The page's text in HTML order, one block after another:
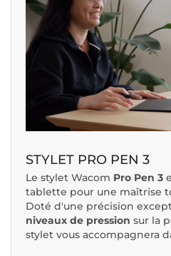
STYLET PRO PEN 3
Le stylet Wacom Pro Pen 3
tablette pour une maîtrise
Doté d'une précision
niveaux de pression sur la
stylet vous accompagnera